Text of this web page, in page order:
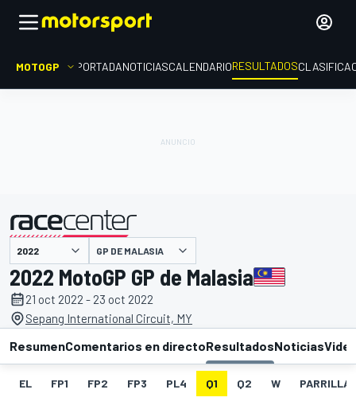
MOTOGP PORTADANOTICIASCALENDARIORESULTADOS
presentado por GP DE MALASIA
2022 MotoGP GP de Malasia
21 oct 2022 - 23 oct 2022
Sepang International Circuit, MY
ResumenComentarios en directoResultadosNoticias
EL FP1 FP2 FP3 PL4 Q1 Q2 W PARRILLA